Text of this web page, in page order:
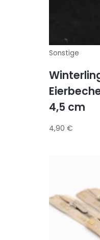
Sonstige
4,5 cm
4,90€